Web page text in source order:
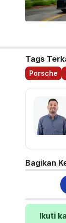
Tags
Porsche
Bagikan
Ikuti